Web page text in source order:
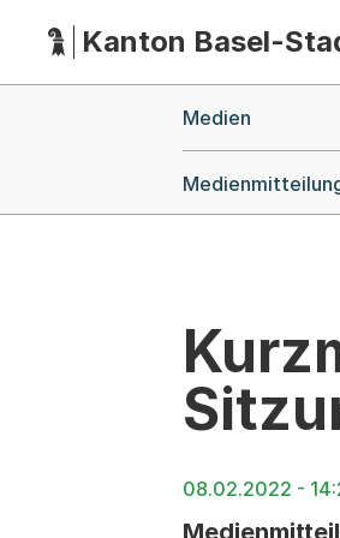
HauptnavigationKanton Basel-
Medien
08.02.2022 -